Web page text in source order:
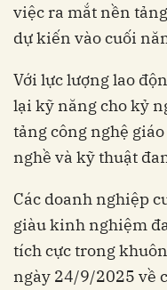
việc ra mắt nền
dự kiến ​​vào cuối
Với lực lượng lao
lại kỹ năng cho kỷ
tảng công nghệ
nghề và kỹ thuật
Các doanh nghiệp
giàu kinh nghiệm
tích cực trong
ngày 24/9/2025 về